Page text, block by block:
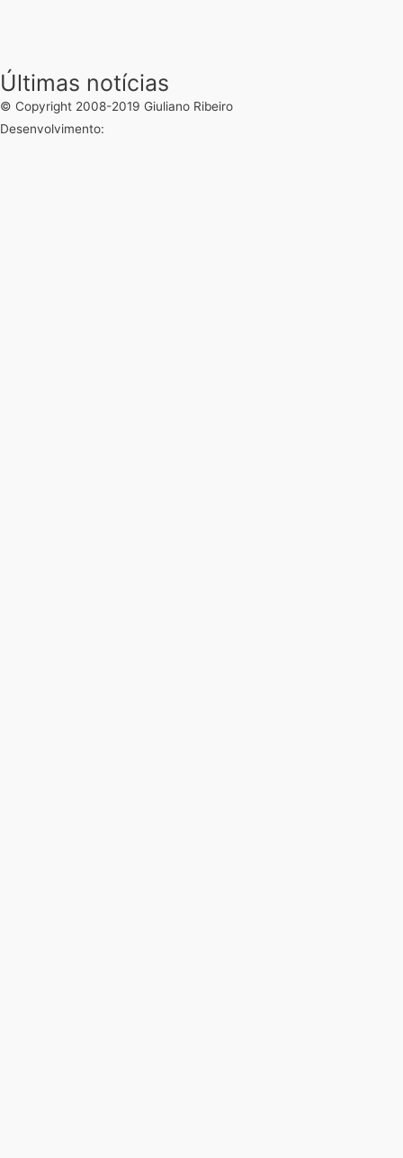
Últimas notícias
© Copyright 2008-2019 Giuliano Ribeiro
Desenvolvimento: